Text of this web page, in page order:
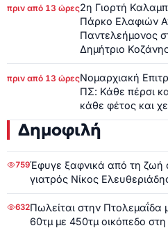
πριν από 13 ώρες2η Γιορτή
Πάρκο Ελαφιών
Παντελεήμονος
Δημήτριο
πριν από 13 ώρεςΝομαρχιακή
ΠΣ: Κάθε πέρσι
κάθε φέτος και
Δημοφιλή
759Έφυγε ξαφνικά από τη ζωή
γιατρός Νίκος
632Πωλείται στην Πτολεμαΐδα
60τμ με 450τμ οικόπεδο